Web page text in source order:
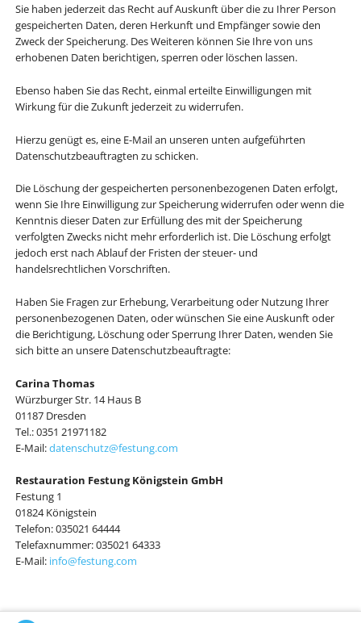
Sie haben jederzeit das Recht auf Auskunft über die zu Ihrer Person
gespeicherten Daten, deren Herkunft und Empfänger sowie den
Zweck der Speicherung. Des Weiteren können Sie Ihre von uns
erhobenen Daten berichtigen, sperren oder löschen lassen.
Ebenso haben Sie das Recht, einmal erteilte Einwilligungen mit
Wirkung für die Zukunft jederzeit zu widerrufen.
Hierzu genügt es, eine E-Mail an unseren unten aufgeführten
Datenschutzbeauftragten zu schicken.
Die Löschung der gespeicherten personenbezogenen Daten erfolgt,
wenn Sie Ihre Einwilligung zur Speicherung widerrufen oder wenn die
Kenntnis dieser Daten zur Erfüllung des mit der Speicherung
verfolgten Zwecks nicht mehr erforderlich ist. Die Löschung erfolgt
jedoch erst nach Ablauf der Fristen der steuer- und
handelsrechtlichen Vorschriften.
Haben Sie Fragen zur Erhebung, Verarbeitung oder Nutzung Ihrer
personenbezogenen Daten, oder wünschen Sie eine Auskunft oder
die Berichtigung, Löschung oder Sperrung Ihrer Daten, wenden Sie
sich bitte an unsere Datenschutzbeauftragte:
Carina Thomas
Würzburger Str. 14 Haus B
01187 Dresden
Tel.: 0351 21971182
E-Mail:datenschutz@festung.com
Restauration Festung Königstein GmbH
Festung 1
01824 Königstein
Telefon: 035021 64444
Telefaxnummer: 035021 64333
E-Mail: info@festung.com